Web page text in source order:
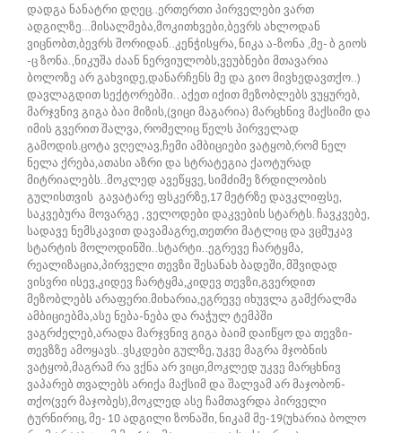
დადგა ნანატრი დღეც..ერთერთი პირველები ვართ
ადგილზე…მისალმება,მოკითხვები,ბევრს ახლოდან
ვიცნობთ,ბევრს შორიდან..კენჭისყრა, ნიკა ა-ზონა ,მე- ბ გიოს
-ც ზონა.,ნიკუშა ძაან ნერვიულობს,ვეუბნები მთავარია
ბოლოზე არ გახვიდე,დანარჩენს მე და გიო მივხედავთქო..)
დავლაგდით სექტორებში.. აქეთ იქით მეზობლებს ვუყურებ,
მარჯვნივ გიგა ბაი მიზის,(ვიცი მაგარია) მარცხნივ მაქსიმი და
იმის გვერით შალვა, რომელიც წელს პირველად
გამოდის.ცოტა ვღელავ,ჩემი ამბიციები ვატყობ,რომ ნელ
ნელა ქრება,ათასი აზრი და სტრატეგია ქაოტურად
მიტრიალებს..მოკლედ ავეწყვე, სიმძიმე ზრდილობის
გულისთვის გავატარე ფსკერზე,17 მეტრზე დავკლიფსე,
საკვებურა მოვარგე , ველოდები დაკვების სტარტს. ჩავკვებე,
სადავე ნემსკავით დავამაგრე,თეთრი მატლიც და ვცმუკავ
სტარტის მოლოდინში..სტარტი..ეგრევე ჩარტყმა,
რეალიზაცია,პირველი თევზი შესანახ ბადეში, მშვიდად
ვისვრი ისევ,კიდევ ჩარტყმა,კიდევ თევზი,გვერდით
მეზობლებს არაფერი.მიხარია,ეგრევე იხუვლა გამქრალმა
ამბიციებმა,ასე ნება-ნება და რაჭულ ტემპში
ვაგრძელებ,არადა მარჯვნივ გიგა ბაიმ დაიწყო და თევზი-
თევზზე ამოყავს..ვსკდები გულზე, უკვე მაგრა მჯობნის
ვატყობ,მაგრამ რა ვქნა არ ვიცი,მოკლედ უკვე მარცხნივ
ვაპარებ თვალებს არიქა მაქსიმ და შალვამ არ მაჯობონ-
თქო(ვერ მაჯობეს),მოკლედ ასე ჩამთავრდა პირველი
ტურნირიც, მე- 10 ადგილი ზონაში, ნიკამ მე-19(უხარია ბოლო